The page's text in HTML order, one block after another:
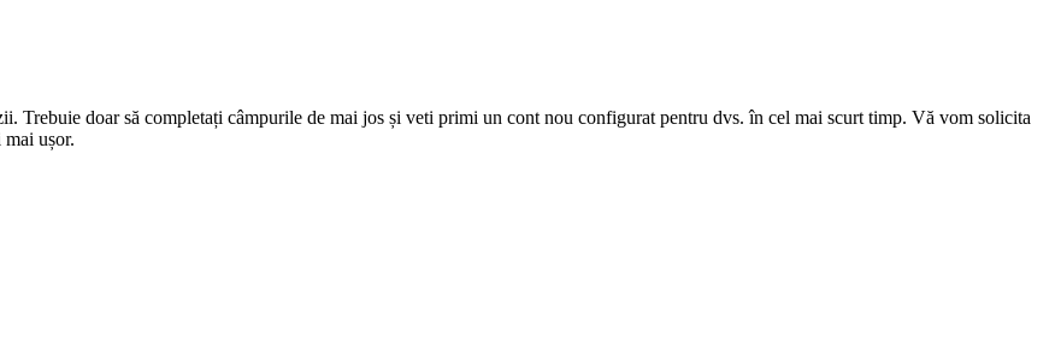
Trebuie doar să completați câmpurile de mai jos și veti primi un cont nou configurat pentru dvs. în cel mai scurt timp. Vă vom solicita
ușor.